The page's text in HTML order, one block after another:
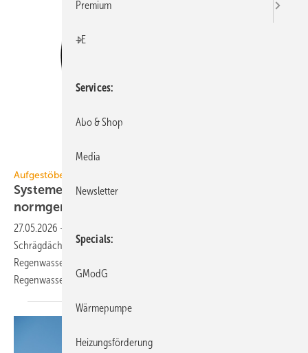
Aufgestöbert
Systeme für die TGA+E: druck­dicht, hy­gie­nisch,
norm­ge­recht
27.05.2026 -
Schrägdächer, freistehender Fettabscheider,
Regenwasserbehandlung für Mischflächen, digital gesteuerte
Regenwassernutzung.
Premium
+E
Services
Abo & Shop
Media
Newsletter
Specials
GModG
Wärmepumpe
Heizungsförderung